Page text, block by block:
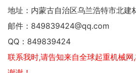
地址： 内蒙古自治区乌兰浩特市北建
邮件： 849839424@qq.com
QQ： 849839424
联系我时,请告知来自全球起重机械网